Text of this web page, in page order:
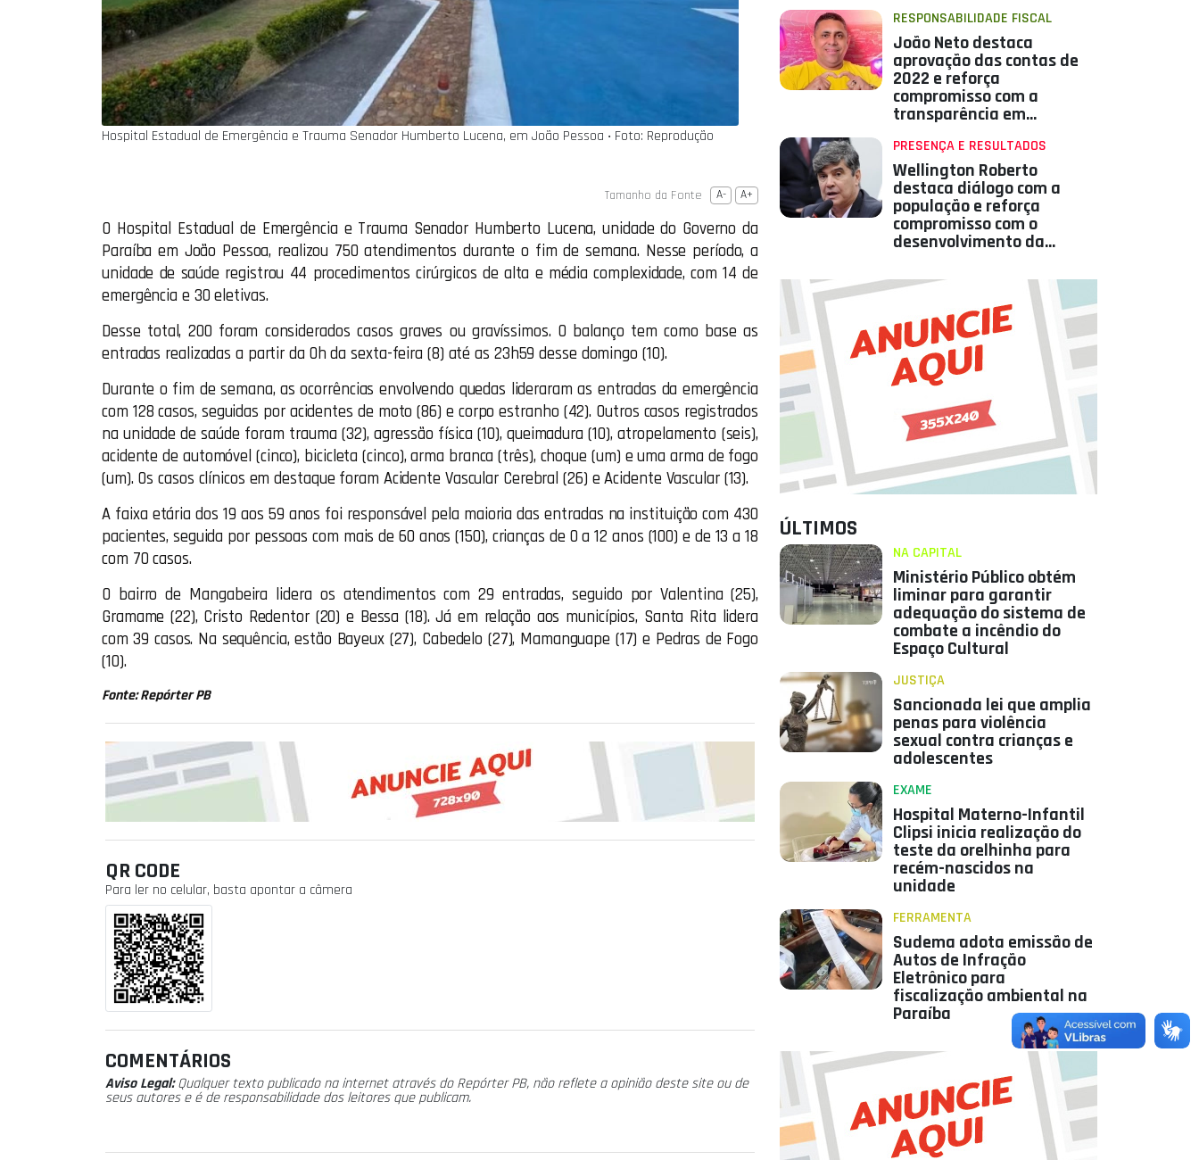
Hospital Estadual de Emergência e Trauma Senador Humberto Lucena, em João Pessoa ‧ Foto: Reprodução
Tamanho da Fonte A- A+
O Hospital Estadual de Emergência e Trauma Senador Humberto Lucena, unidade do Governo da
Paraíba em João Pessoa, realizou 750 atendimentos durante o fim de semana. Nesse período, a
unidade de saúde registrou 44 procedimentos cirúrgicos de alta e média complexidade, com 14 de
emergência e 30 eletivas.
Desse total, 200 foram considerados casos graves ou gravíssimos. O balanço tem como base as
entradas realizadas a partir da 0h da sexta-feira (8) até as 23h59 desse domingo (10).
Durante o fim de semana, as ocorrências envolvendo quedas lideraram as entradas da emergência
com 128 casos, seguidas por acidentes de moto (86) e corpo estranho (42). Outros casos registrados
na unidade de saúde foram trauma (32), agressão física (10), queimadura (10), atropelamento (seis),
acidente de automóvel (cinco), bicicleta (cinco), arma branca (três), choque (um) e uma arma de fogo
(um). Os casos clínicos em destaque foram Acidente Vascular Cerebral (26) e Acidente Vascular (13).
A faixa etária dos 19 aos 59 anos foi responsável pela maioria das entradas na instituição com 430
pacientes, seguida por pessoas com mais de 60 anos (150), crianças de 0 a 12 anos (100) e de 13 a 18
com 70 casos.
O bairro de Mangabeira lidera os atendimentos com 29 entradas, seguido por Valentina (25),
Gramame (22), Cristo Redentor (20) e Bessa (18). Já em relação aos municípios, Santa Rita lidera
com 39 casos. Na sequência, estão Bayeux (27), Cabedelo (27), Mamanguape (17) e Pedras de Fogo
(10).
Fonte: Repórter PB
QR CODE
Para ler no celular, basta apontar a câmera
COMENTÁRIOS
Aviso Legal:Qualquer texto publicado na internet através do Repórter PB, não reflete a opinião deste site ou de
seus autores e é de responsabilidade dos leitores que publicam.
RESPONSABILIDADE FISCAL
João Neto destaca
aprovação das contas de
2022 e reforça
compromisso com a
transparência em
PRESENÇA E RESULTADOS
Wellington Roberto
destaca diálogo com a
população e reforça
compromisso com o
desenvolvimento da
ÚLTIMOS
NA CAPITAL
Ministério Público obtém
liminar para garantir
adequação do sistema de
combate a incêndio do
Espaço Cultural
JUSTIÇA
Sancionada lei que amplia
penas para violência
sexual contra crianças e
adolescentes
EXAME
Hospital Materno-Infantil
Clipsi inicia realização do
teste da orelhinha para
recém-nascidos na
unidade
FERRAMENTA
Sudema adota emissão de
Autos de Infração
Eletrônico para
fiscalização ambiental na
Paraíba